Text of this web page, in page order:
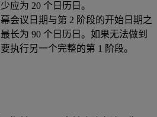
应为 20 个日历日。
会议日期与第 2 阶段的开始日期之
长为 90 个日历日。如果无法做到
执行另一个完整的第 1 阶段。